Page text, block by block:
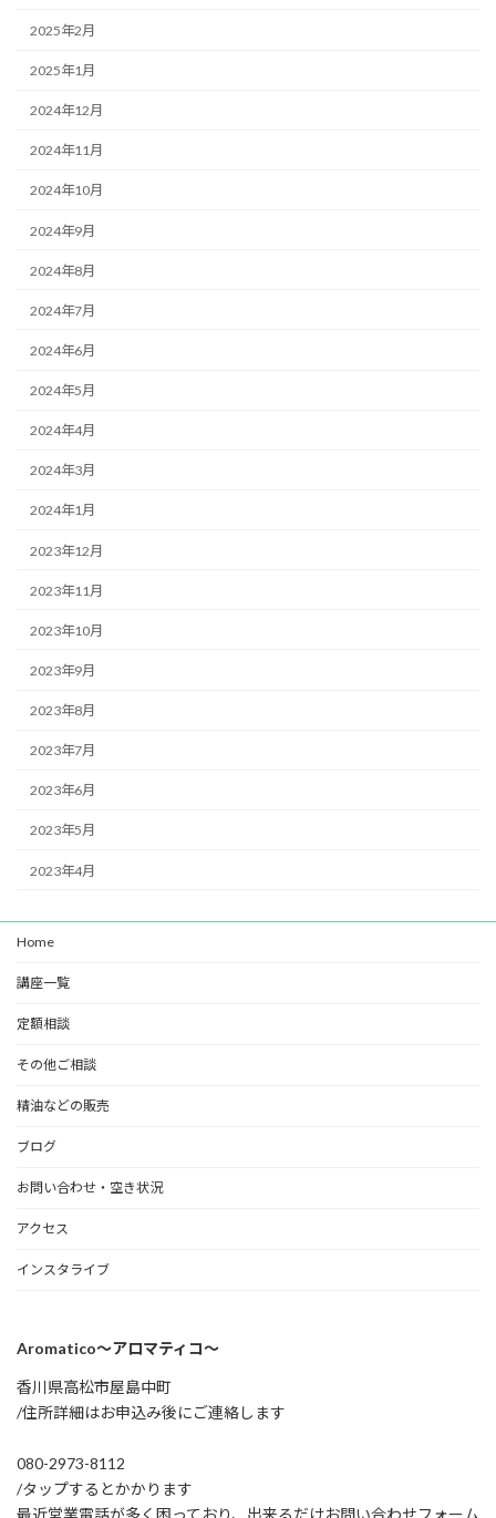
2025年2月
2025年1月
2024年12月
2024年11月
2024年10月
2024年9月
2024年8月
2024年7月
2024年6月
2024年5月
2024年4月
2024年3月
2024年1月
2023年12月
2023年11月
2023年10月
2023年9月
2023年8月
2023年7月
2023年6月
2023年5月
2023年4月
Home
講座一覧
定額相談
その他ご相談
精油などの販売
ブログ
お問い合わせ・空き状況
アクセス
インスタライブ
Aromatico～アロマティコ～
香川県高松市屋島中町
/住所詳細はお申込み後にご連絡します
080-2973-8112
/タップするとかかります